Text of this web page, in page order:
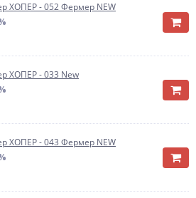
ХОПЕР - 052 Фермер NEW
ХОПЕР - 033 New
ХОПЕР - 043 Фермер NEW